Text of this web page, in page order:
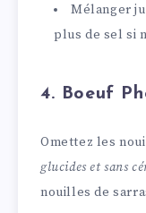
Mélanger
plus de sel si
4. Boeuf
Omettez les
glucides et sans
nouilles de